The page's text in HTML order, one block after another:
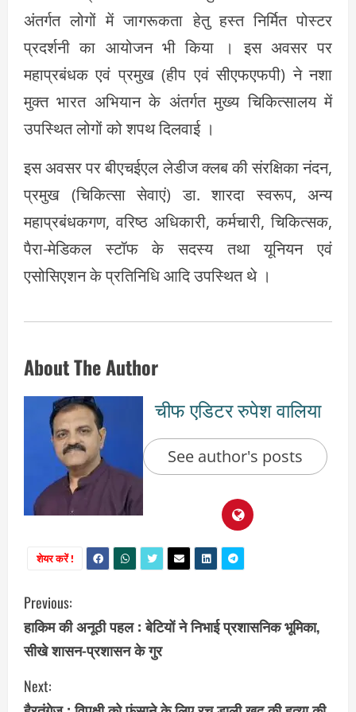
अंतर्गत लोगों में जागरूकता हेतु हस्त निर्म‍ित पोस्टर
प्रदर्शनी का आयोजन भी किया । इस अवसर पर
महाप्रबंधक एवं प्रमुख (हीप एवं सीएफएफपी) ने नशा
मुक्त भारत अभ‍ियान के अंतर्गत मुख्य च‍िकित्सालय में
उपस्थित लोगों को शपथ दिलवाई ।
इस अवसर पर बीएचईएल लेडीज क्लब की संरक्षिका नंदन,
प्रमुख (चिकित्सा सेवाएं) डा. शारदा स्वरूप, अन्य
महाप्रबंधकगण, वरिष्ठ अधिकारी, कर्मचारी, चिकित्सक,
पैरा-मेडिकल स्टॉफ के सदस्य तथा यूनियन एवं
एसोसिएशन के प्रतिनिधि आदि उपस्थित थे ।
About The Author
चीफ एडिटर रुपेश वालिया
See author's posts
शेयर करें !
C
o
n
Previous:
हाकिम की अनूठी पहल : बेटियों ने निभाई प्रशासनिक भूमिका,
सीखे शासन-प्रशासन के गुर
Next: